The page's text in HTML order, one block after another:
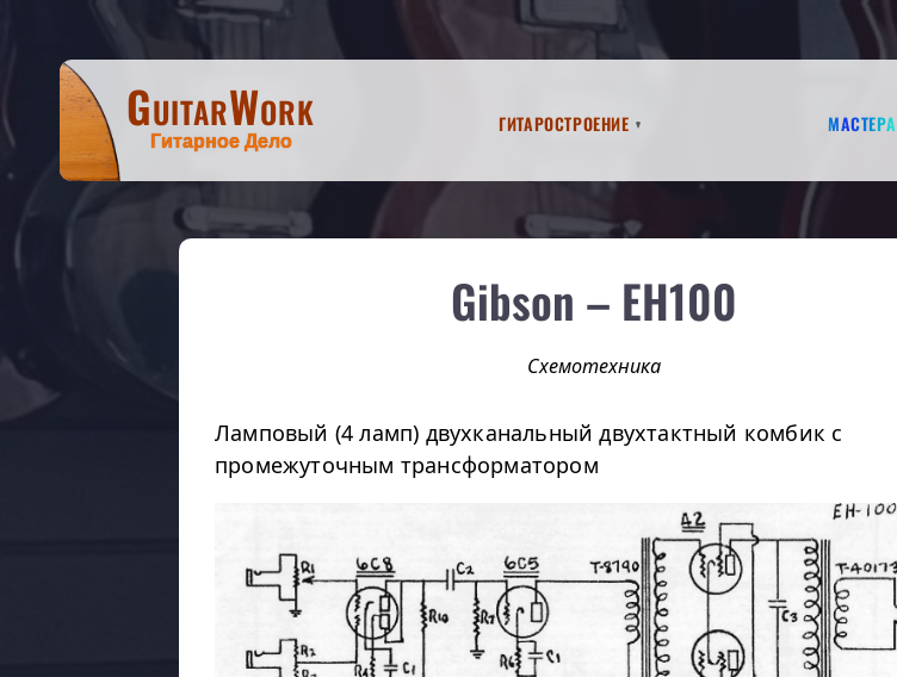
GuitarWork
Гитарное Дело
Гитаростроение Мастера
Gibson – EH100
Схемотехника
Ламповый (4 ламп) двухканальный двухтактный комбик с
промежуточным трансформатором